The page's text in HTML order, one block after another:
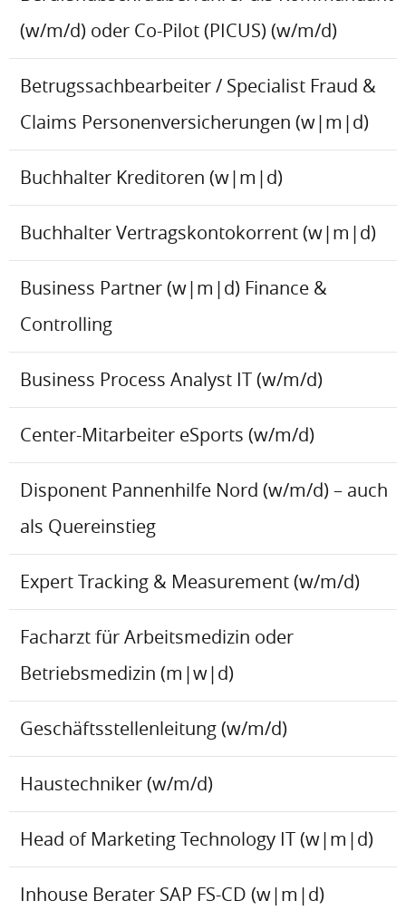
(w/m/d) oder Co-Pilot (PICUS) (w/m/d)
Betrugssachbearbeiter / Specialist Fraud &
Claims Personenversicherungen (w|m|d)
Buchhalter Kreditoren (w|m|d)
Buchhalter Vertragskontokorrent (w|m|d)
Business Partner (w|m|d) Finance &
Controlling
Business Process Analyst IT (w/m/d)
Center-Mitarbeiter eSports (w/m/d)
Disponent Pannenhilfe Nord (w/m/d) – auch
als Quereinstieg
Expert Tracking & Measurement (w/m/d)
Facharzt für Arbeitsmedizin oder
Betriebsmedizin (m|w|d)
Geschäftsstellenleitung (w/m/d)
Haustechniker (w/m/d)
Head of Marketing Technology IT (w|m|d)
Inhouse Berater SAP FS-CD (w|m|d)